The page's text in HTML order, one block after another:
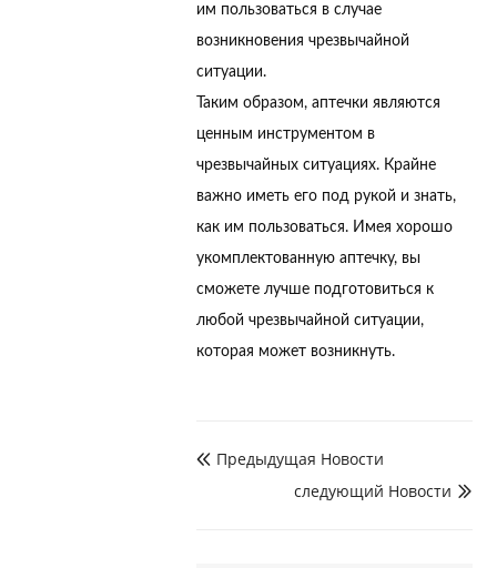
им пользоваться в случае
возникновения чрезвычайной
ситуации.
Таким образом, аптечки являются
ценным инструментом в
чрезвычайных ситуациях. Крайне
важно иметь его под рукой и знать,
как им пользоваться. Имея хорошо
укомплектованную аптечку, вы
сможете лучше подготовиться к
любой чрезвычайной ситуации,
которая может возникнуть.
 Предыдущая Hовости

следующий Hовости